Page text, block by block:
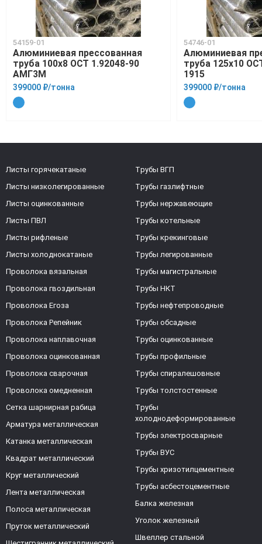
54159-01
Алюминиевая прессованная
труба 100х8 ОСТ 1.92048-90
АМГ3М
399000 ₽/тонна
54746-01
Алюминиевая
труба 125х10
1915
399000 ₽/тонна
Листы горячекатаные
Листы низколегированные
Листы оцинкованные
Листы ПВЛ
Листы рифленые
Листы холоднокатаные
Проволока вязальная
Проволока гвоздильная
Проволока Егоза
Проволока Репейник
Проволока наплавочная
Проволока оцинкованная
Проволока сварочная
Проволока омедненная
Сетка шарнирная рабица
Арматура металлическая
Катанка металлическая
Квадрат металлический
Круг металлический
Лента металлическая
Полоса металлическая
Пруток металлический
Трубы ВГП
Трубы газлифтные
Трубы нержавеющие
Трубы котельные
Трубы крекинговые
Трубы легированные
Трубы магистральные
Трубы НКТ
Трубы нефтепроводные
Трубы обсадные
Трубы оцинкованные
Трубы профильные
Трубы спиралешовные
Трубы толстостенные
Трубы
холоднодеформированные
Трубы электросварные
Трубы ВУС
Трубы хризотилцементные
Трубы асбестоцементные
Балка железная
Уголок железный
Швеллер стальной